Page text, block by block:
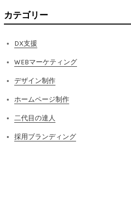
カテゴリー
DX支援
WEBマーケティング
デザイン制作
ホームページ制作
二代目の達人
採用ブランディング